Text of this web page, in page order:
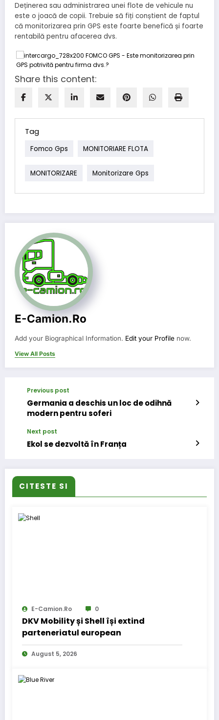
Deținerea sau administrarea unei flote de vehicule nu
este o joacă de copii. Trebuie să fiți conștient de faptul
că monitorizarea prin GPS este foarte benefică și foarte
rentabilă pentru afacerea dvs.
Share this content:
Tag
Fomco Gps MONITORIARE FLOTA
MONITORIZARE Monitorizare Gps
E-Camion.ro
Add your Biographical Information. Edit your Profile now.
View All Posts
Previous post
Germania a deschis un loc de odihnă
modern pentru soferi
Next post
Ekol se dezvoltă în Franța
CITESTE SI
E-Camion.ro 0
DKV Mobility și Shell își extind
parteneriatul european
August 5, 2026